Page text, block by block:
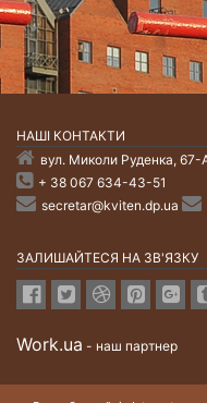
НАШI КОНТАКТИ
вул. Миколи Руденка, 67-
+ 38 067 634-43-51
secretar@kviten.dp.ua
ЗАЛИШАЙТЕСЯ НА ЗВ'ЯЗКУ
Work.ua - наш партнер